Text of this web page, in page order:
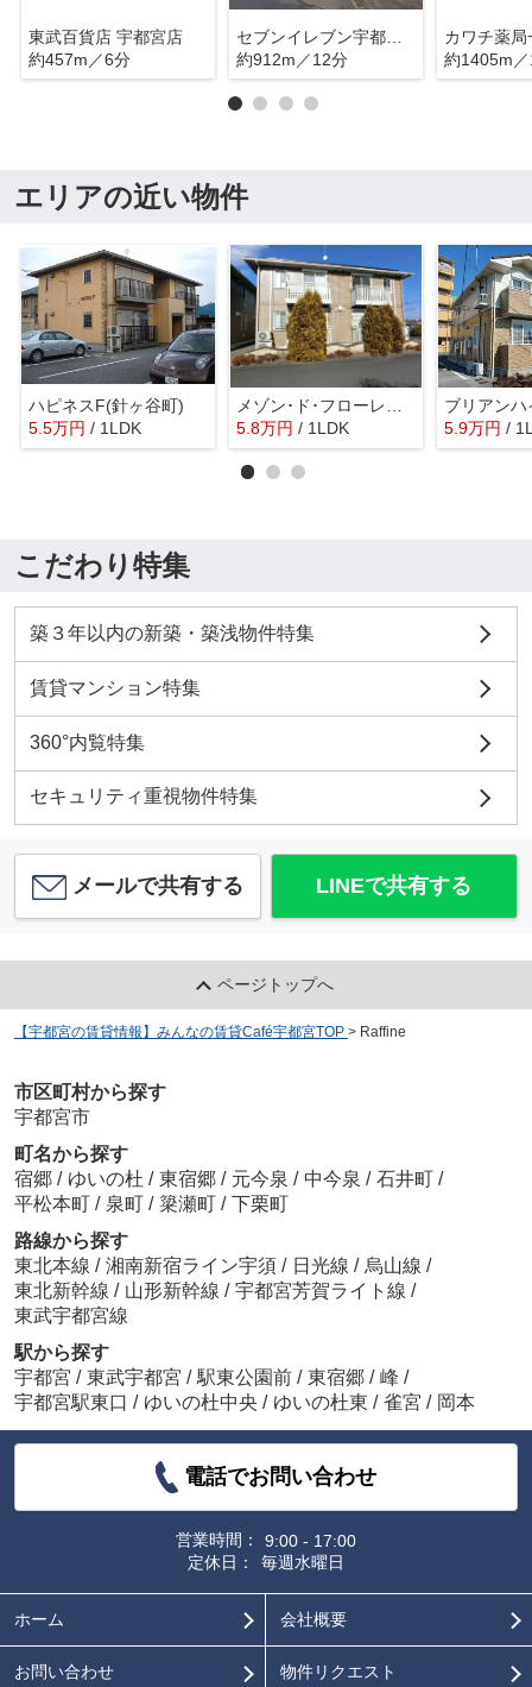
東武百貨店 宇都宮店
約457m／6分
セブンイレブン宇都宮西2丁目店
約912m／12分
カワチ薬局
約1405m
エリアの近い物件
ハピネスF(針ヶ谷町)
5.5万円 / 1LDK
5.8万円 / 1LDK
ブリアンハ
5.9万円 /
こだわり特集
築３年以内の新築・築浅物件特集
賃貸マンション特集
360°内覧特集
セキュリティ重視物件特集
メールで共有する LINEで共有する
ページトップへ
【宇都宮の賃貸情報】みんなの賃貸Café宇都宮TOP > Raffine
市区町村から探す
宇都宮市
町名から探す
宿郷 / ゆいの杜 / 東宿郷 / 元今泉 / 中今泉 / 石井町 /
平松本町 / 泉町 / 簗瀬町 / 下栗町
路線から探す
東北本線 / 湘南新宿ライン宇須 / 日光線 / 烏山線 /
東北新幹線 / 山形新幹線 / 宇都宮芳賀ライト線 /
東武宇都宮線
駅から探す
宇都宮 / 東武宇都宮 / 駅東公園前 / 東宿郷 / 峰 /
宇都宮駅東口 / ゆいの杜中央 / ゆいの杜東 / 雀宮 / 岡本
電話でお問い合わせ
営業時間：
9:00 - 17:00
定休日：
毎週水曜日
ホーム 会社概要
お問い合わせ 物件リクエスト